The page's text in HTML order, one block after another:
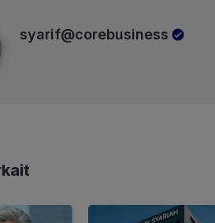
syarif@corebusiness